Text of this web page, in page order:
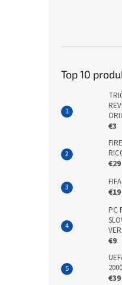
Top 10
€3
€29
€19
PC
€9
€39